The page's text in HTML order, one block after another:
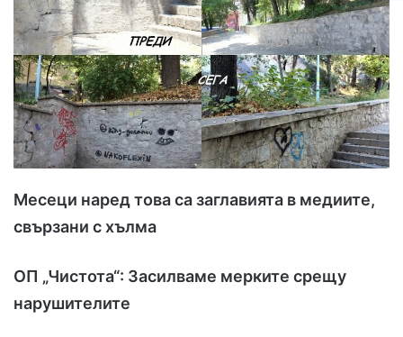
o
n
X
e
m
a
l
Месеци наред това са заглавията в медиите,
свързани с хълма
ОП „Чистота“: Засилваме мерките срещу
нарушителите